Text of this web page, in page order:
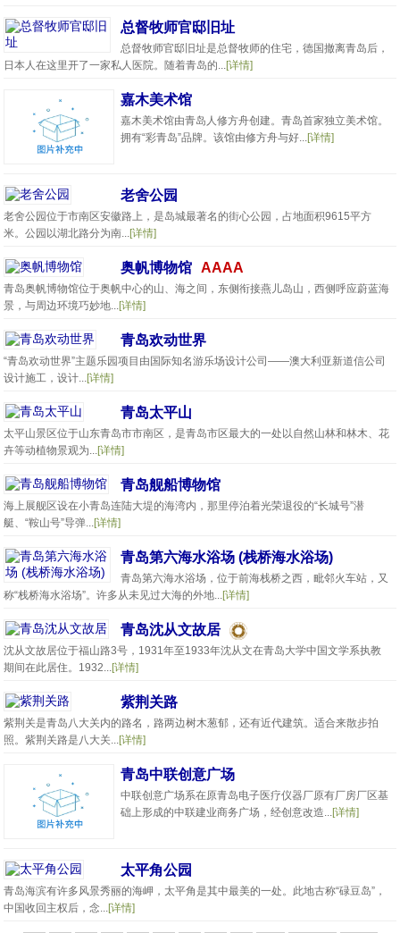
总督牧师官邸旧址
总督牧师官邸旧址是总督牧师的住宅，德国撤离青岛后，
日本人在这里开了一家私人医院。随着青岛的...[详情]
嘉木美术馆
嘉木美术馆由青岛人修方舟创建。青岛首家独立美术馆。
拥有“彩青岛”品牌。该馆由修方舟与好...[详情]
老舍公园
老舍公园位于市南区安徽路上，是岛城最著名的街心公园，占地面积9615平方
米。公园以湖北路分为南...[详情]
奥帆博物馆 AAAA
青岛奥帆博物馆位于奥帆中心的山、海之间，东侧衔接燕儿岛山，西侧呼应蔚蓝海
景，与周边环境巧妙地...[详情]
青岛欢动世界
“青岛欢动世界”主题乐园项目由国际知名游乐场设计公司——澳大利亚新道信公司
设计施工，设计...[详情]
青岛太平山
太平山景区位于山东青岛市市南区，是青岛市区最大的一处以自然山林和林木、花
卉等动植物景观为...[详情]
青岛舰船博物馆
海上展舰区设在小青岛连陆大堤的海湾内，那里停泊着光荣退役的“长城号”潜
艇、“鞍山号”导弹...[详情]
青岛第六海水浴场 (栈桥海水浴场)
青岛第六海水浴场，位于前海栈桥之西，毗邻火车站，又
称“栈桥海水浴场”。许多从未见过大海的外地...[详情]
青岛沈从文故居
沈从文故居位于福山路3号，1931年至1933年沈从文在青岛大学中国文学系执教
期间在此居住。1932...[详情]
紫荆关路
紫荆关是青岛八大关内的路名，路两边树木葱郁，还有近代建筑。适合来散步拍
照。紫荆关路是八大关...[详情]
青岛中联创意广场
中联创意广场系在原青岛电子医疗仪器厂原有厂房厂区基
础上形成的中联建业商务广场，经创意改造...[详情]
太平角公园
青岛海滨有许多风景秀丽的海岬，太平角是其中最美的一处。此地古称“碌豆岛”，
中国收回主权后，念...[详情]